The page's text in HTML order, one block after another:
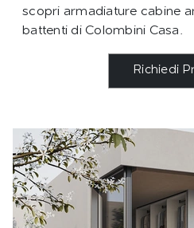
scopri armadiature cabine
battenti di Colombini Casa.
Richiedi